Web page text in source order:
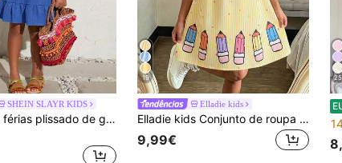
SHEIN SLAYR KIDS
Vestido de férias plissado de gola redonda e cor sólida para menina
19
Elladie kids
Elladie kids Conjunto de roupa para menina com 1 peça, vestido azul às riscas, saia com padrão de canetas de desenhos animados e acessório de laço, vestido de princesa em A com alças finas, adequado para uso casual diário, viagens e férias, vestidos de verão
9,99€
25